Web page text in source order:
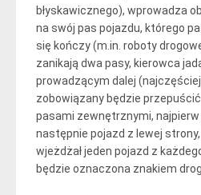
błyskawicznego), wprowadza
na swój pas pojazdu, którego
się kończy (m.in. roboty
zanikają dwa pasy, kierowca
prowadzącym dalej
zobowiązany będzie
pasami zewnętrznymi,
następnie pojazd z lewej
wjeżdżał jeden pojazd z
będzie oznaczona znakiem